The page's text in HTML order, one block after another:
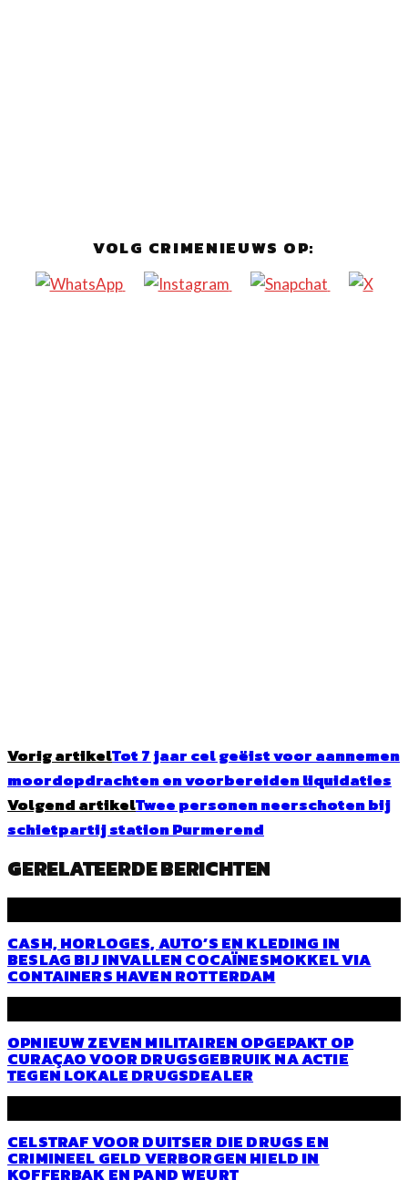
VOLG CRIMENIEUWS OP:
Vorig artikelTot 7 jaar cel geëist voor aannemen
moordopdrachten en voorbereiden liquidaties
Volgend artikelTwee personen neerschoten bij
schietpartij station Purmerend
GERELATEERDE BERICHTEN
CASH, HORLOGES, AUTO’S EN KLEDING IN
BESLAG BIJ INVALLEN COCAÏNESMOKKEL VIA
CONTAINERS HAVEN ROTTERDAM
OPNIEUW ZEVEN MILITAIREN OPGEPAKT OP
CURAÇAO VOOR DRUGSGEBRUIK NA ACTIE
TEGEN LOKALE DRUGSDEALER
CELSTRAF VOOR DUITSER DIE DRUGS EN
CRIMINEEL GELD VERBORGEN HIELD IN
KOFFERBAK EN PAND WEURT